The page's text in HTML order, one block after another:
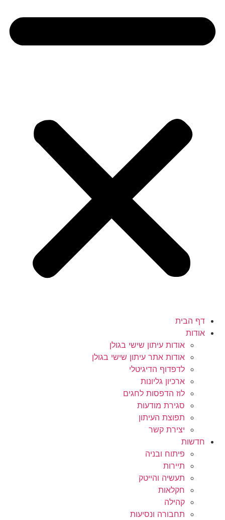
דף הבית
אודות
אודות עיתון שישי בגולן
אודות אתר עיתון שישי בגולן
לדפדוף הדיגיטלי
ארכיון גליונות
לוז הדפסות לחגים
סגירת מודעות
תפוצת העיתון
יצירת קשר
חדשות
פיתוח ובניה
תיירות
תעשיה והייטק
חקלאות
קהילה
תחבורה ונסיעות